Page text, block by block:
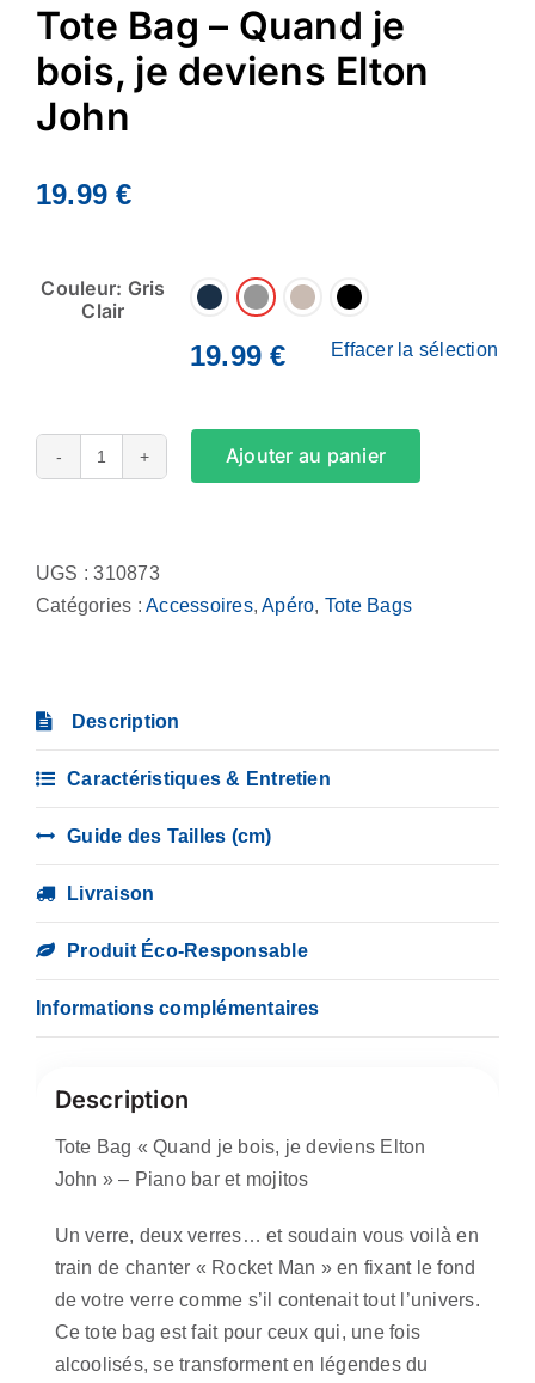
Tote Bag – Quand je
bois, je deviens Elton
John
19.99€
Couleur: Gris
Clair
19.99€ Effacer la sélection
quantité
Bag
-
je
John
Ajouter au panier
UGS :310873
Catégories :Accessoires,Apéro, Tote Bags
Description
Caractéristiques & Entretien
Guide des Tailles (cm)
Livraison
Produit Éco-Responsable
Informations complémentaires
Description
Tote Bag « Quand je bois, je deviens Elton
John » – Piano bar et mojitos
Un verre, deux verres… et soudain vous voilà en
train de chanter « Rocket Man » en fixant le fond
de votre verre comme s’il contenait tout l’univers.
Ce tote bag est fait pour ceux qui, une fois
alcoolisés, se transforment en légendes du